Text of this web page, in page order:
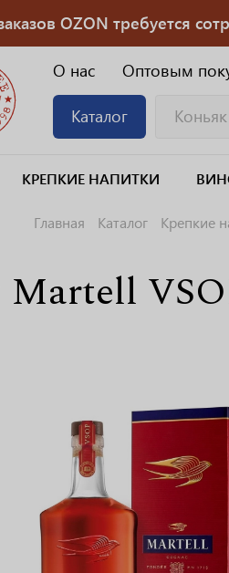
OZON требуется
О нас Оптовым
Каталог
КРЕПКИЕ НАПИТКИ
Главная Каталог Крепкие